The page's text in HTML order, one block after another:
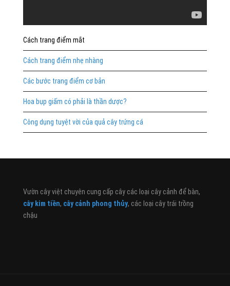
Cách trang điểm mắt
Cách trang điểm nhẹ nhàng
Các bước trang điểm cơ bản
Hoa bụp giấm có phải là thần dược?
Công dụng tuyệt vời của quả cây trứng cá
Vườn cây việt chuyên cung cấp cây các loại cây cảnh để bàn,
cây kim tiền, cây cảnh phong thủy, các loại cây trái trồng
chậu